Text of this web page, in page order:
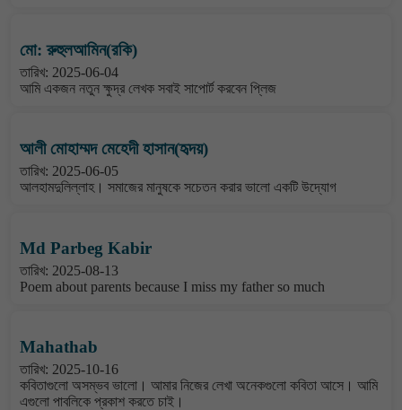
মো: রুহুলআমিন(রকি)
তারিখ: 2025-06-04
আমি একজন নতুন ক্ষুদ্র লেখক সবাই সাপোর্ট করবেন প্লিজ
আলী মোহাম্মদ মেহেদী হাসান(হৃদয়)
তারিখ: 2025-06-05
আলহামদুলিল্লাহ। সমাজের মানুষকে সচেতন করার ভালো একটি উদ্যোগ
Md Parbeg Kabir
তারিখ: 2025-08-13
Poem about parents because I miss my father so much
Mahathab
তারিখ: 2025-10-16
কবিতাগুলো অসম্ভব ভালো। আমার নিজের লেখা অনেকগুলো কবিতা আসে। আমি
এগুলো পাবলিকে প্রকাশ করতে চাই।